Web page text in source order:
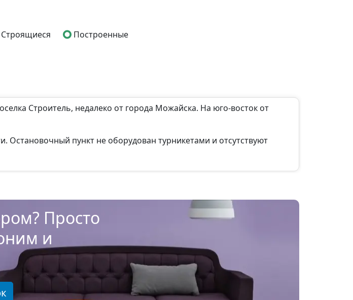
Строящиеся Построенные
Строитель, недалеко от города Можайска. На юго-восток от
Остановочный пункт не оборудован турникетами и отсутствуют
Просто
и